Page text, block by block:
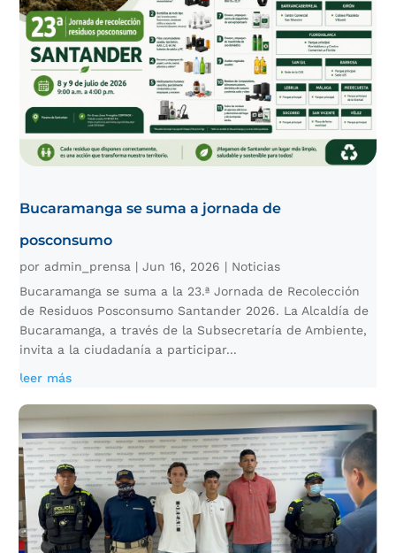
Bucaramanga se suma a jornada de
posconsumo
por admin_prensa |Jun 16, 2026 | Noticias
Bucaramanga se suma a la 23.ª Jornada de Recolección
de Residuos Posconsumo Santander 2026. La Alcaldía de
Bucaramanga, a través de la Subsecretaría de Ambiente,
invita a la ciudadanía a participar...
leer más